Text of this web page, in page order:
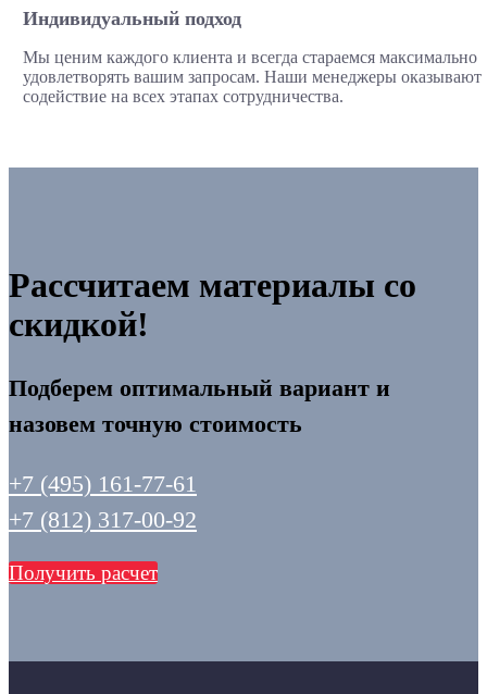
Индивидуальный подход
Мы ценим каждого клиента и всегда стараемся максимально
удовлетворять вашим запросам. Наши менеджеры оказывают
содействие на всех этапах сотрудничества.
Рассчитаем материалы со
скидкой!
Подберем оптимальный вариант и
назовем точную стоимость
+7 (495) 161-77-61
+7 (812) 317-00-92
Получить расчет